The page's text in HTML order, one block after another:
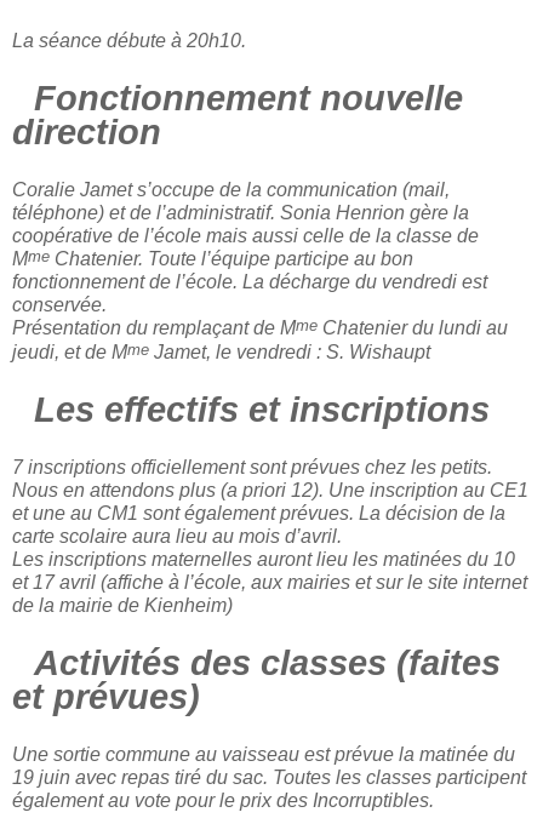
La séance débute à 20h10.
Fonctionnement nouvelle
direction
Coralie Jamet s’occupe de la communication (mail,
téléphone) et de l’administratif. Sonia Henrion gère la
coopérative de l’école mais aussi celle de la classe de
Mme Chatenier. Toute l’équipe participe au bon
fonctionnement de l’école. La décharge du vendredi est
conservée.
Présentation du remplaçant de Mme Chatenier du lundi au
jeudi, et de Mme Jamet, le vendredi : S. Wishaupt
Les effectifs et inscriptions
7 inscriptions officiellement sont prévues chez les petits.
Nous en attendons plus (a priori 12). Une inscription au CE1
et une au CM1 sont également prévues. La décision de la
carte scolaire aura lieu au mois d’avril.
Les inscriptions maternelles auront lieu les matinées du 10
et 17 avril (affiche à l’école, aux mairies et sur le site internet
de la mairie de Kienheim)
Activités des classes (faites
et prévues)
Une sortie commune au vaisseau est prévue la matinée du
19 juin avec repas tiré du sac. Toutes les classes participent
également au vote pour le prix des Incorruptibles.